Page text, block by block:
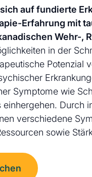
auf fundierte
Erfahrung mit
Wehr-,
in der
Potenzial
Symptome wie
einhergehen. Durch
verschiedene
sowie